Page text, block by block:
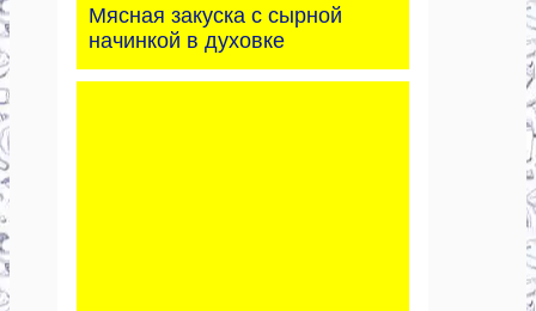
Мясная закуска с сырной
начинкой в духовке